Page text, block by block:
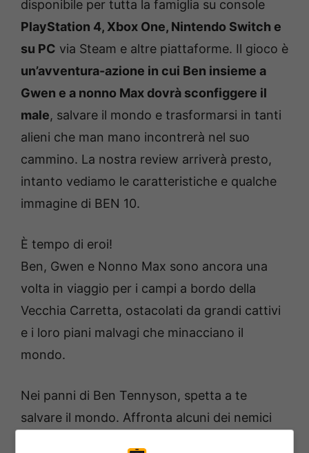
disponibile per tutta la famiglia su console
PlayStation 4, Xbox One, Nintendo Switch e
su PC via Steam e altre piattaforme. Il gioco è
un’avventura-azione in cui Ben insieme a
Gwen e a nonno Max dovrà sconfiggere il
male, salvare il mondo e trasformarsi in tanti
alieni che man mano incontrerà nel suo
cammino. La nostra review arriverà presto,
intanto vediamo le caratteristiche e qualche
immagine di BEN 10.
È tempo di eroi!
Ben, Gwen e Nonno Max sono ancora una
volta in viaggio per i campi a bordo della
Vecchia Carretta, ostacolati da grandi cattivi
e i loro piani malvagi che minacciano il
mondo.
Nei panni di Ben Tennyson, spetta a te
salvare il mondo. Affronta alcuni dei nemici